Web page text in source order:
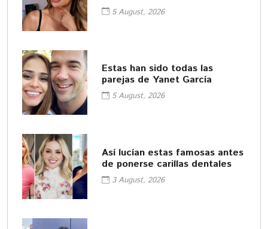
5 August, 2026
Estas han sido todas las
parejas de Yanet García
5 August, 2026
Así lucían estas famosas antes
de ponerse carillas dentales
3 August, 2026